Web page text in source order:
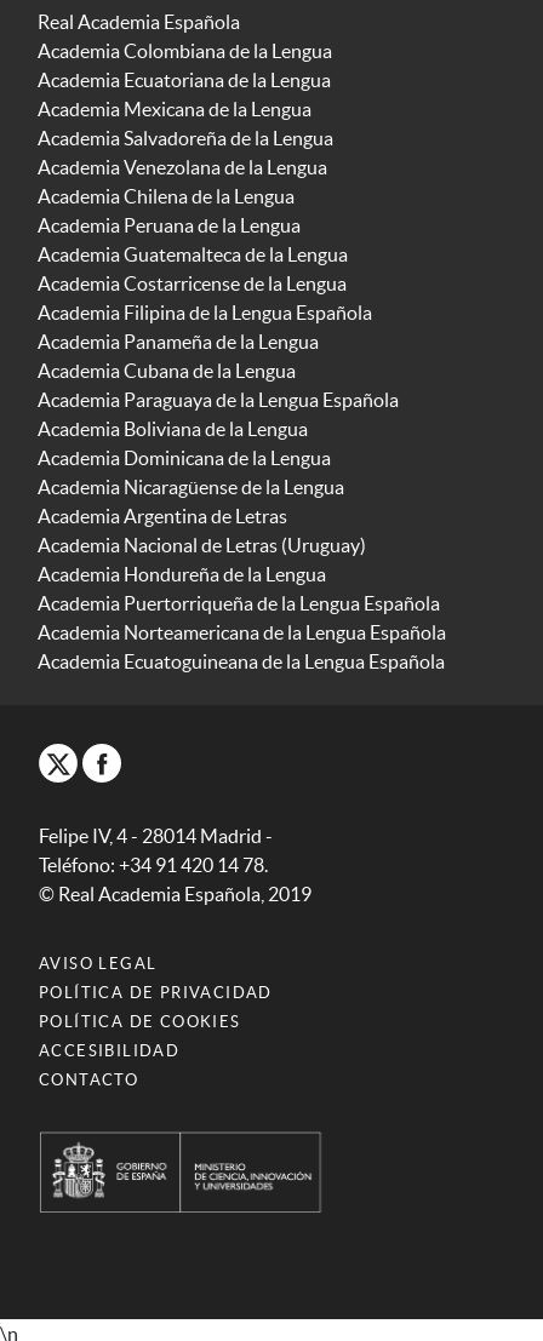
Real Academia Española
Academia Colombiana de la Lengua
Academia Ecuatoriana de la Lengua
Academia Mexicana de la Lengua
Academia Salvadoreña de la Lengua
Academia Venezolana de la Lengua
Academia Chilena de la Lengua
Academia Peruana de la Lengua
Academia Guatemalteca de la Lengua
Academia Costarricense de la Lengua
Academia Filipina de la Lengua Española
Academia Panameña de la Lengua
Academia Cubana de la Lengua
Academia Paraguaya de la Lengua Española
Academia Boliviana de la Lengua
Academia Dominicana de la Lengua
Academia Nicaragüense de la Lengua
Academia Argentina de Letras
Academia Nacional de Letras (Uruguay)
Academia Hondureña de la Lengua
Academia Puertorriqueña de la Lengua Española
Academia Norteamericana de la Lengua Española
Academia Ecuatoguineana de la Lengua Española
Felipe IV, 4 - 28014 Madrid -
Teléfono: +34 91 420 14 78.
© Real Academia Española, 2019
AVISO LEGAL
POLÍTICA DE PRIVACIDAD
POLÍTICA DE COOKIES
ACCESIBILIDAD
CONTACTO
\n